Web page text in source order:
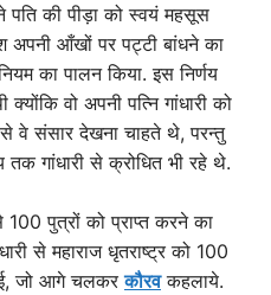
पति की पीड़ा को स्वयं महसूस
आँखों पर पट्टी बांधने का
का पालन किया. इस निर्णय
वो अपनी पत्नि गांधारी को
वे संसार देखना चाहते थे, परन्तु
गांधारी से क्रोधित भी रहे थे.
100 पुत्रों को प्राप्त करने का
से महाराज धृतराष्ट्र को 100
जो आगे चलकरकौरवकहलाये.